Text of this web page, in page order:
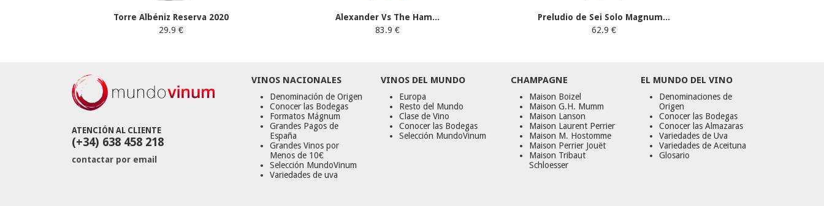
Torre Albéniz Reserva 2020
29.9 €
Alexander Vs The Ham...
83.9 €
Preludio de Sei Solo Magnum...
62.9 €
ATENCIÓN AL CLIENTE
(+34) 638 458 218
contactar por email
VINOS NACIONALES
Denominación de Origen
Conocer las Bodegas
Formatos Mágnum
Grandes Pagos de
España
Grandes Vinos por
Menos de 10€
Selección MundoVinum
Variedades de uva
VINOS DEL MUNDO
Europa
Resto del Mundo
Clase de Vino
Conocer las Bodegas
Selección MundoVinum
CHAMPAGNE
Maison Boizel
Maison G.H. Mumm
Maison Lanson
Maison Laurent Perrier
Maison M. Hostomme
Maison Perrier Jouët
Maison Tribaut
Schloesser
EL MUNDO DEL VINO
Denominaciones de
Origen
Conocer las Bodegas
Conocer las Almazaras
Variedades de Uva
Variedades de Aceituna
Glosario